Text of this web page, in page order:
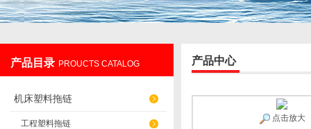
产品目录 PROUCTS CATALOG
机床塑料拖链
工程塑料拖链
产品中心
点击放大